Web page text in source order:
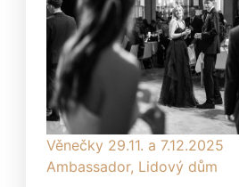
Věnečky 29.11. a 7.12.2025
Ambassador, Lidový dům